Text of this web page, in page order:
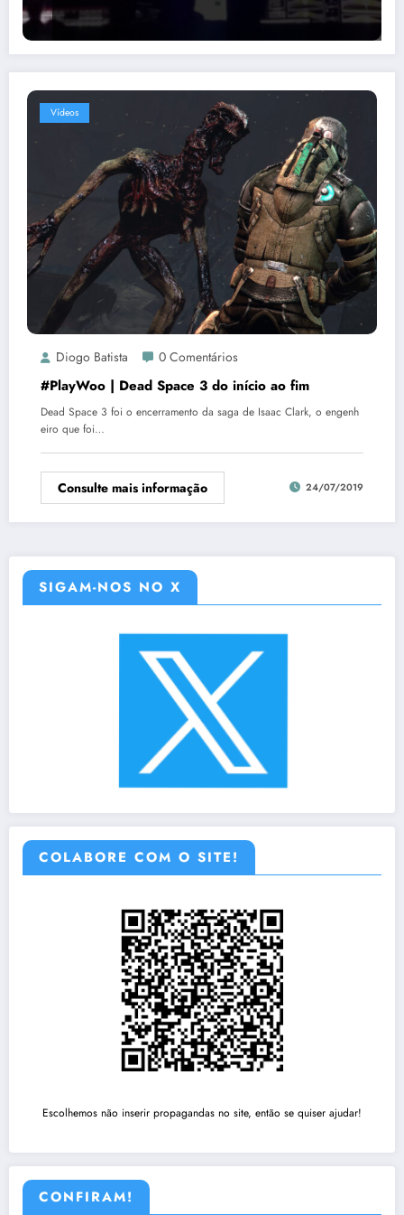
Vídeos
Diogo Batista 0 Comentários
#PlayWoo | Dead Space 3 do início ao fim
Dead Space 3 foi o encerramento da saga de Isaac Clark, o engenh
eiro que foi…
Consulte mais informação 24/07/2019
SIGAM-NOS NO X
COLABORE COM O SITE!
Escolhemos não inserir propagandas no site, então se quiser ajudar!
CONFIRAM!